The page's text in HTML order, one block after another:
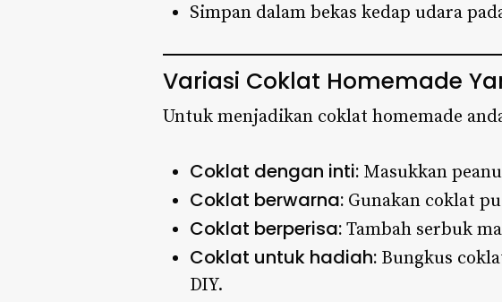
Simpan dalam bekas kedap udara
Variasi Coklat Homemade
Untuk menjadikan coklat homemade
Coklat dengan inti: Masukkan
Coklat berwarna: Gunakan coklat
Coklat berperisa: Tambah serbuk
Coklat untuk hadiah: Bungkus
DIY.